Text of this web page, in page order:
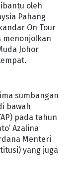
oleh
Pahang
On Tour
menonjolkan
Johor
sumbangan
bawah
pada tahun
Azalina
Menteri
yang juga